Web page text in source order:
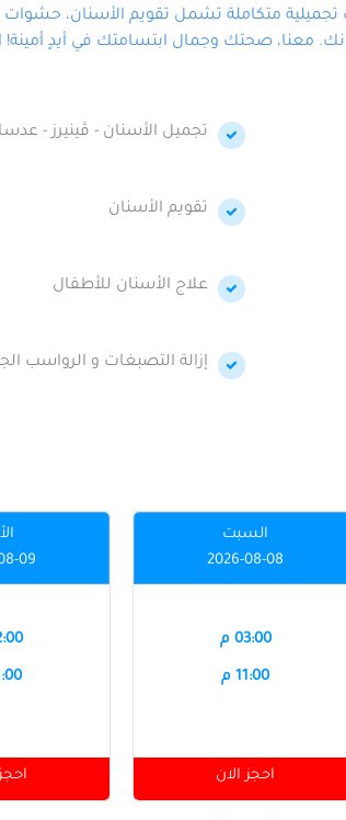
متكاملة تشمل تقويم الأسنان، حشوات
معنا، صحتك وجمال ابتسامتك في أيدٍ أمينة!
تجميل الأسنان - ڤينيرز -
تقويم الأسنان
علاج الأسنان للأطفال
إزالة التصبغات و الرواسب
السبت
2026-08-08
03:00 م
11:00 م
احجز الان
09